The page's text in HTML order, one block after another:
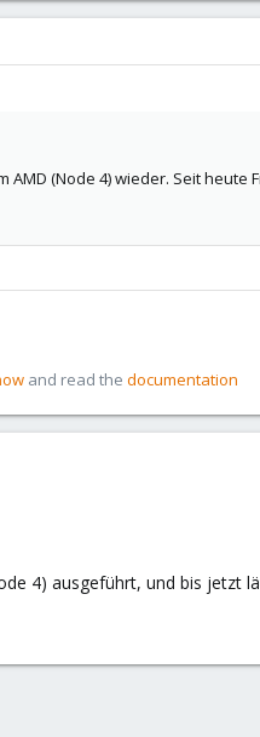
(Node 4) wieder. Seit
and read the documentation
4) ausgeführt, und bis jetzt